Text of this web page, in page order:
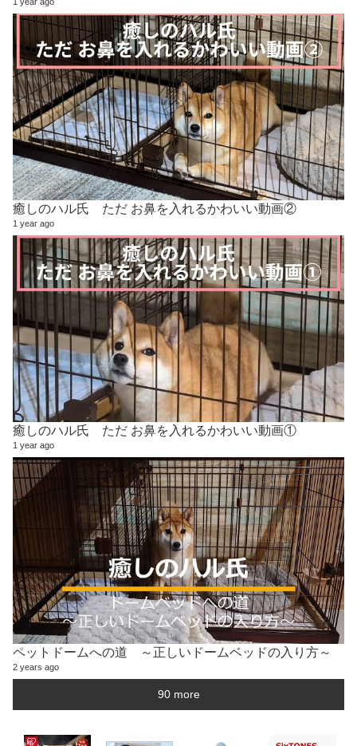
1 year ago
癒しのハル氏 ただ お鼻を入れるかわいい動画②
1 year ago
癒しのハル氏 ただ お鼻を入れるかわいい動画①
1 year ago
ペットドームへの道 ～正しいドームベッドの入り方～
2 years ago
90 more